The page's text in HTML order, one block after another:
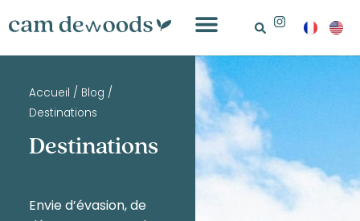
Accueil / Blog /
Destinations
Destinations
Envie d’évasion, de